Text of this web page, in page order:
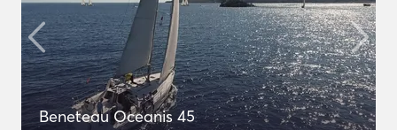
Beneteau Oceanis 45